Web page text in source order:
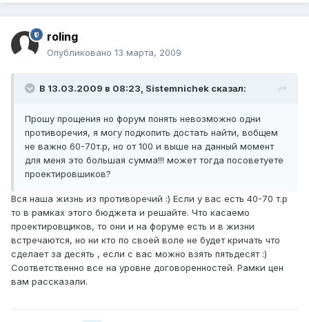
roling
Опубликовано 13 марта, 2009
В 13.03.2009 в 08:23, Sistemnichek сказал:
Прошу прощения но форум понять невозможно одни
противоречия, я могу подкопить достать найти, вобщем
не важно 60-70т.р, но от 100 и выше на данный момент
для меня это большая сумма!!! может тогда посоветуете
проектировшиков?
Вся наша жизнь из противоречий :) Если у вас есть 40-70 т.р
то в рамках этого бюджета и решайте. Что касаемо
проектировщиков, то они и на форуме есть и в жизни
встречаются, но ни кто по своей воле не будет кричать что
сделает за десять , если с вас можно взять пятьдесят :)
Соответственно все на уровне договоренностей. Рамки цен
вам рассказали.